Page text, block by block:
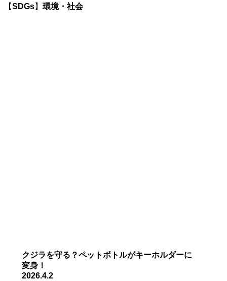
【SDGs】 環境・社会
クジラを守る？ペットボトルがキーホルダーに
変身！
2026.4.2